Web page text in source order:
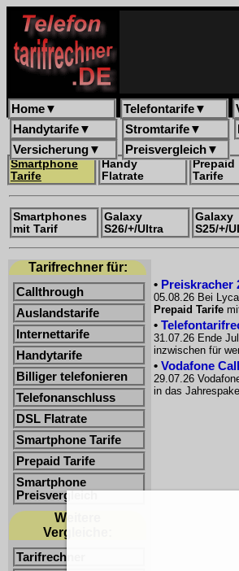
Home▼ Telefontarife▼
Handytarife▼ Stromtarife▼
Versicherung▼ Preisvergleich▼
Smartphone
Tarife
Handy
Flatrate
Prepaid
Tarife
Smartphones
mit Tarif
Galaxy
S26/+/Ultra
Galaxy
S25/+/
Tarifrechner für:
Callthrough
Auslandstarife
Internettarife
Handytarife
Billiger telefonieren
Telefonanschluss
DSL Flatrate
Smartphone Tarife
Prepaid Tarife
Smartphone
Preisvergleich
Weitere
Vergleiche:
Tarifrechner
• Preiskracher
05.08.26 Bei
Prepaid Tarife
•
31.07.26 Ende
inzwischen für
• Vodafone
29.07.26
in das